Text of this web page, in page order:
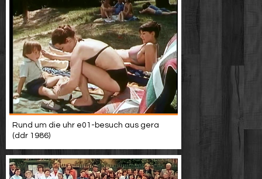
Rund um die uhr e01-besuch aus gera
(ddr 1986)